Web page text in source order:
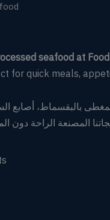
seafood at
for quick meals,
بالبقسماط، أصابع